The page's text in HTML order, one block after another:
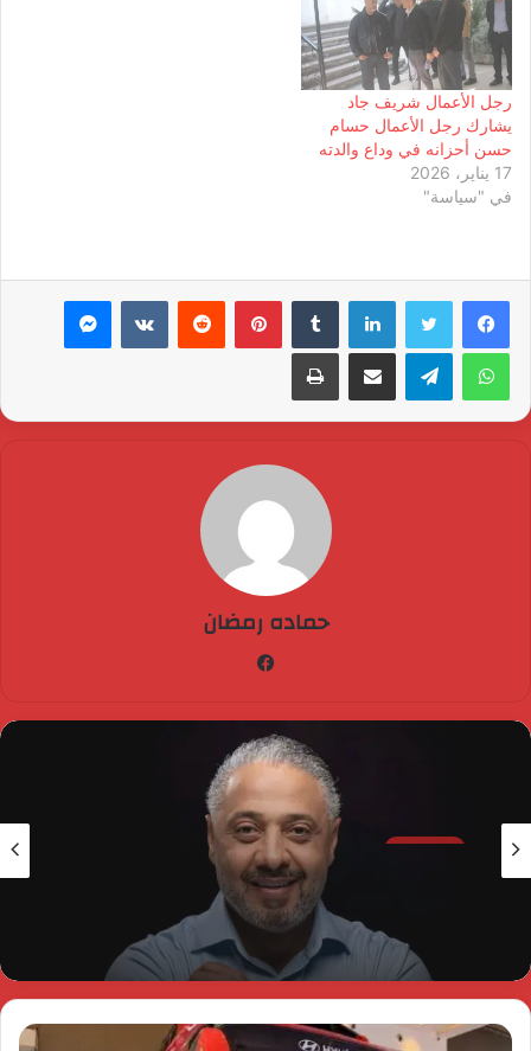
رجل الأعمال شريف جاد
يشارك رجل الأعمال حسام
حسن أحزانه في وداع والدته
17 يناير، 2026
في "سياسة"
لينكدإن بينتيريست ماسنجر
واتساب تيلقرام مشاركة عبر البريد طباعة
حماده رمضان
الفنان محمود الخياط يعود للساحة الفنية باغنية
” عيونك رحلة أيامي “